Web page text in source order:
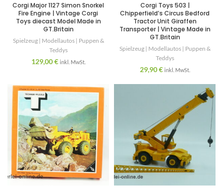
Corgi Major 1127 Simon Snorkel
Fire Engine | Vintage Corgi
Toys diecast Model Made in
GT.Britain
Spielzeug | Modellautos | Puppen &
Teddys
129,00€ inkl. MwSt.
Corgi Toys 503 |
Chipperfield’s Circus Bedford
Tractor Unit Giraffen
Transporter | Vintage Made in
GT.Britain
Spielzeug | Modellautos | Puppen &
Teddys
29,90€ inkl. MwSt.